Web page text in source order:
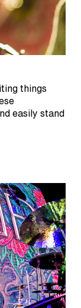
things
easily stand